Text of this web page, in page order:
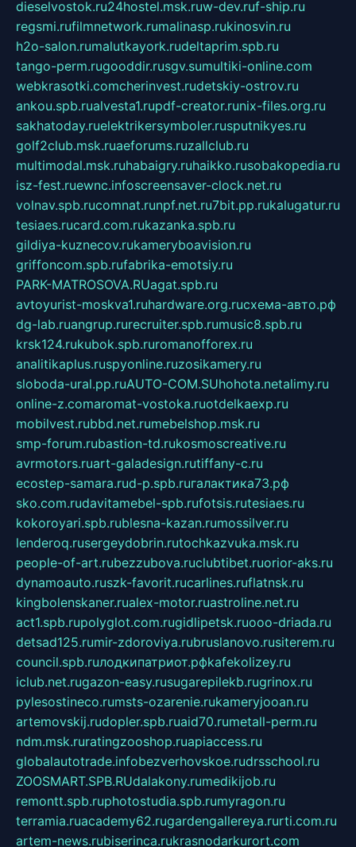
dieselvostok.ru24hostel.msk.ruw-dev.ruf-ship.ru
regsmi.rufilmnetwork.rumalinasp.rukinosvin.ru
h2o-salon.rumalutkayork.rudeltaprim.spb.ru
tango-perm.rugooddir.rusgv.sumultiki-online.com
webkrasotki.comcherinvest.rudetskiy-ostrov.ru
ankou.spb.rualvesta1.rupdf-creator.runix-files.org.ru
sakhatoday.ruelektrikersymboler.rusputnikyes.ru
golf2club.msk.ruaeforums.ruzallclub.ru
multimodal.msk.ruhabaigry.ruhaikko.rusobakopedia.ru
isz-fest.ruewnc.infoscreensaver-clock.net.ru
volnav.spb.rucomnat.runpf.net.ru7bit.pp.rukalugatur.ru
tesiaes.rucard.com.rukazanka.spb.ru
gildiya-kuznecov.rukameryboavision.ru
griffoncom.spb.rufabrika-emotsiy.ru
PARK-MATROSOVA.RUagat.spb.ru
avtoyurist-moskva1.ruhardware.org.ruсхема-авто.рф
dg-lab.ruangrup.rurecruiter.spb.rumusic8.spb.ru
krsk124.rukubok.spb.ruromanofforex.ru
analitikaplus.ruspyonline.ruzosikamery.ru
sloboda-ural.pp.ruAUTO-COM.SUhohota.netalimy.ru
online-z.comaromat-vostoka.ruotdelkaexp.ru
mobilvest.rubbd.net.rumebelshop.msk.ru
smp-forum.rubastion-td.rukosmoscreative.ru
avrmotors.ruart-galadesign.rutiffany-c.ru
ecostep-samara.rud-p.spb.ruгалактика73.рф
sko.com.rudavitamebel-spb.rufotsis.rutesiaes.ru
kokoroyari.spb.rublesna-kazan.rumossilver.ru
lenderoq.rusergeydobrin.rutochkazvuka.msk.ru
people-of-art.rubezzubova.ruclubtibet.ruorior-aks.ru
dynamoauto.ruszk-favorit.rucarlines.ruflatnsk.ru
kingbolenskaner.rualex-motor.ruastroline.net.ru
act1.spb.rupolyglot.com.rugidlipetsk.ruooo-driada.ru
detsad125.rumir-zdoroviya.rubruslanovo.rusiterem.ru
council.spb.ruлодкипатриот.рфkafekolizey.ru
iclub.net.rugazon-easy.rusugarepilekb.rugrinox.ru
pylesostineco.rumsts-ozarenie.rukameryjooan.ru
artemovskij.rudopler.spb.ruaid70.rumetall-perm.ru
ndm.msk.ruratingzooshop.ruapiaccess.ru
globalautotrade.infobezverhovskoe.rudrsschool.ru
ZOOSMART.SPB.RUdalakony.rumedikijob.ru
remontt.spb.ruphotostudia.spb.rumyragon.ru
terramia.ruacademy62.rugardengallereya.rurti.com.ru
artem-news.rubiserinca.rukrasnodarkurort.com